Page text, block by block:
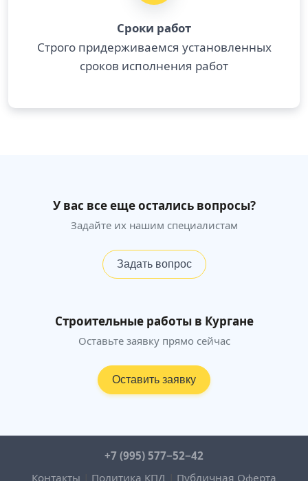
Сроки работ
Строго придерживаемся установленных
сроков исполнения работ
У вас все еще остались вопросы?
Задайте их нашим специалистам
Задать вопрос
Строительные работы в Кургане
Оставьте заявку прямо сейчас
Оставить заявку
+7 (995) 577−52−42
Контакты
Политика КПД Публичная Оферта